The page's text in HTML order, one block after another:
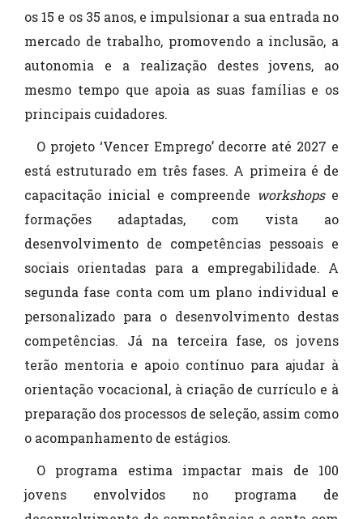
os 15 e os 35 anos, e impulsionar a sua entrada no
mercado de trabalho, promovendo a inclusão, a
autonomia e a realização destes jovens, ao
mesmo tempo que apoia as suas famílias e os
principais cuidadores.
O projeto ‘Vencer Emprego’ decorre até 2027 e
está estruturado em três fases. A primeira é de
capacitação inicial e compreende workshopse
formações adaptadas, com vista ao
desenvolvimento de competências pessoais e
sociais orientadas para a empregabilidade. A
segunda fase conta com um plano individual e
personalizado para o desenvolvimento destas
competências. Já na terceira fase, os jovens
terão mentoria e apoio contínuo para ajudar à
orientação vocacional, à criação de currículo e à
preparação dos processos de seleção, assim como
o acompanhamento de estágios.
O programa estima impactar mais de 100
jovens envolvidos no programa de